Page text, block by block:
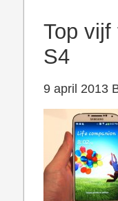
Top
S4
9 april 2013